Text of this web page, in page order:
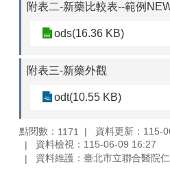
附表二-新藥比較表--範例
ods(16.36 KB)
附表三-新藥外觀
odt(10.55 KB)
點閱數： 1171
資料更新：115-
資料檢視：115-06-09 16:27
資料維護：臺北市立聯合醫院